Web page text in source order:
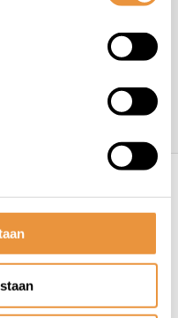
Disclaimer
Privacy